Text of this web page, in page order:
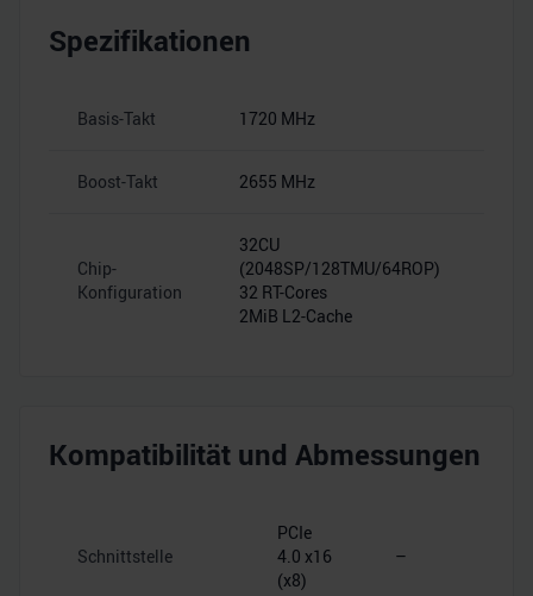
Spezifikationen
Basis-Takt 1720 MHz
Boost-Takt 2655 MHz
Chip-
Konfiguration
32CU
(2048SP/128TMU/64ROP)
32 RT-Cores
2MiB L2-Cache
Kompatibilität und Abmessungen
Schnittstelle
PCIe
4.0 x16
(x8)
–